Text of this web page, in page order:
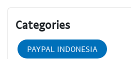
Categories
PAYPAL INDONESIA